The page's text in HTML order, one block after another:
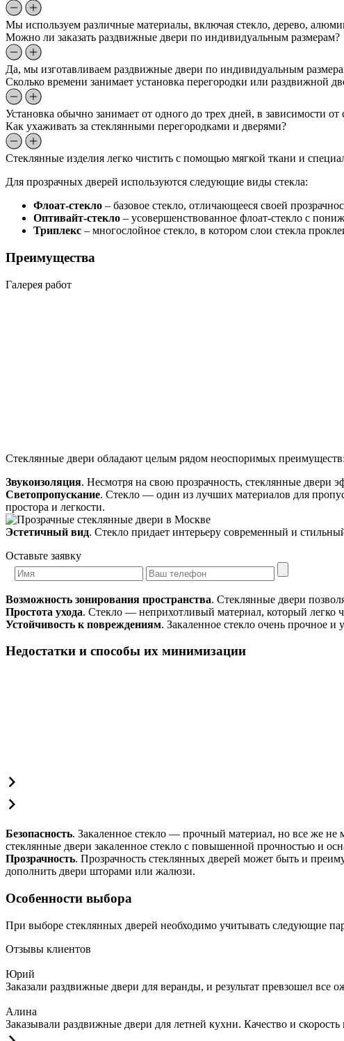
Мы используем различные материалы, включая стекло, дерево,
Можно ли заказать раздвижные двери по индивидуальным размерам?
Да, мы изготавливаем раздвижные двери по индивидуальным
Сколько времени занимает установка перегородки или раздвижной
Установка обычно занимает от одного до трех дней, в зависимости
Как ухаживать за стеклянными перегородками и дверями?
Стеклянные изделия легко чистить с помощью мягкой ткани и
Для прозрачных дверей используются следующие виды стекла:
Флоат-стекло – базовое стекло, отличающееся своей
Оптивайт-стекло – усовершенствованное флоат-стекло с
Триплекс – многослойное стекло, в котором слои стекла
Преимущества
Галерея работ
Стеклянные двери обладают целым рядом неоспоримых преимуществ:
Звукоизоляция. Несмотря на свою прозрачность, стеклянные двери
Светопропускание. Стекло — один из лучших материалов для
простора и легкости.
Эстетичный вид. Стекло придает интерьеру современный и
Оставьте заявку
Возможность зонирования пространства. Стеклянные двери
Простота ухода. Стекло — неприхотливый материал, который легко
Устойчивость к повреждениям. Закаленное стекло очень прочное
Недостатки и способы их минимизации
Безопасность. Закаленное стекло — прочный материал, но все же не
стеклянные двери закаленное стекло с повышенной прочностью и
Прозрачность. Прозрачность стеклянных дверей может быть и
дополнить двери шторами или жалюзи.
Особенности выбора
При выборе стеклянных дверей необходимо учитывать следующие
Отзывы клиентов
Юрий
Заказали раздвижные двери для веранды, и результат превзошел
Алина
Заказывали раздвижные двери для летней кухни. Качество и